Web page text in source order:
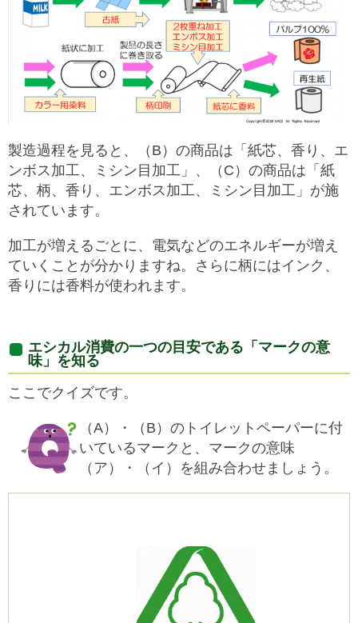
製造過程を見ると、（B）の商品は「紙芯、香り、エ
ンボス加工、ミシン目加工」、（C）の商品は「紙
芯、柄、香り、エンボス加工、ミシン目加工」が施
されています。
加工が増えるごとに、電気などのエネルギーが増え
ていくことが分かりますね。さらに柄にはインク、
香りには香料が使われます。
エシカル消費の一つの目安である「マークの意
味」を知る
ここでクイズです。
（A）・（B）のトイレットペーパーに付
いているマークと、マークの意味
（ア）・（イ）を組み合わせましょう。